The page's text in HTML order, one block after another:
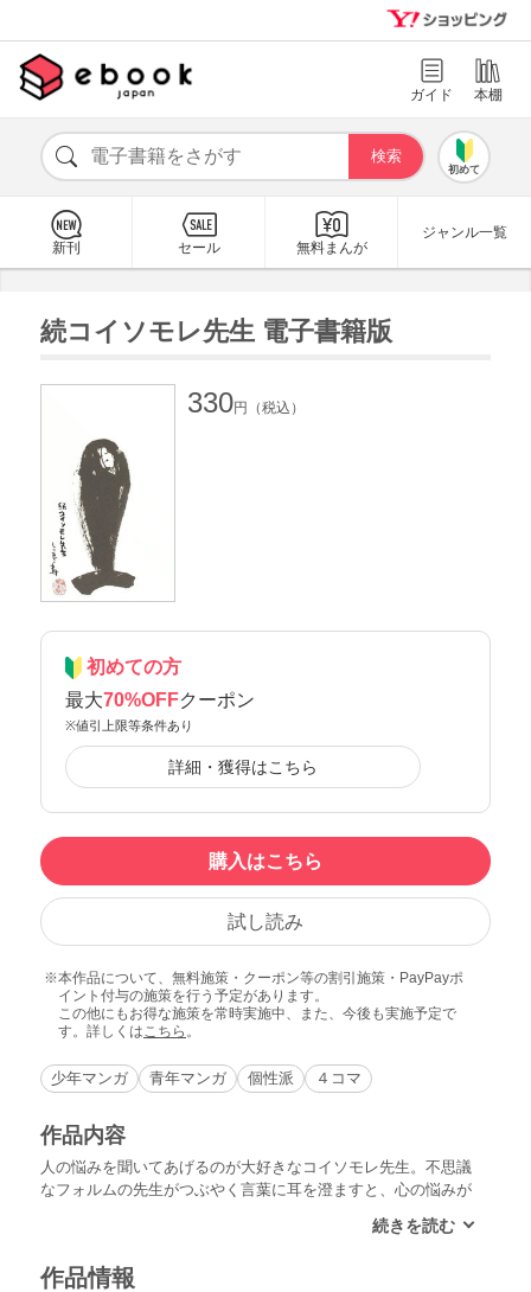
ガイド 本棚
初めて
新刊 セール 無料まんが
ジャンル一覧
続コイソモレ先生 電子書籍版
330円（税込）
初めての方
最大70%OFFクーポン
※値引上限等条件あり
詳細・獲得はこちら
購入はこちら
試し読み
本作品について、無料施策・クーポン等の割引施策・PayPayポ
イント付与の施策を行う予定があります。
この他にもお得な施策を常時実施中、また、今後も実施予定で
す。詳しくはこちら 。
少年マンガ 青年マンガ 個性派 ４コマ
作品内容
人の悩みを聞いてあげるのが大好きなコイソモレ先生。不思議
なフォルムの先生がつぶやく言葉に耳を澄ますと、心の悩みが
作品情報